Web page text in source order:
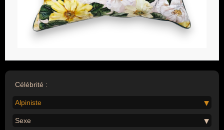
Célébrité :
Alpiniste
Sexe